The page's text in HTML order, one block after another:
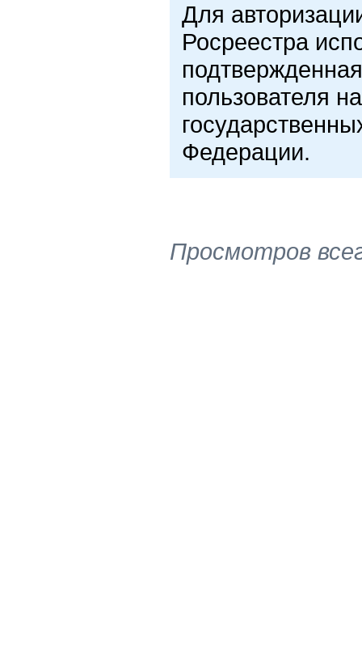
Для
Росреестра
пользователя
Федерации.
Просмотров